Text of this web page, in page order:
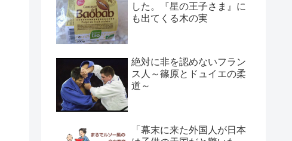
した。『星の王子さま』に
も出てくる木の実
絶対に非を認めないフラン
ス人～篠原とドュイエの柔
道～
「幕末に来た外国人が日本